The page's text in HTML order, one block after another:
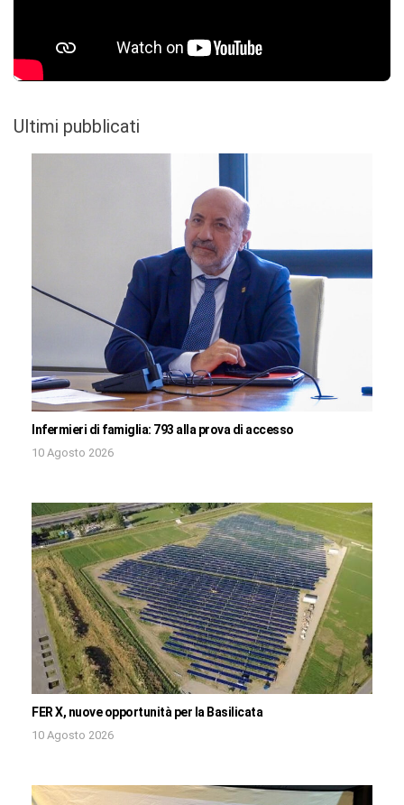
Ultimi pubblicati
Infermieri di famiglia: 793 alla prova di accesso
10 Agosto 2026
FER X, nuove opportunità per la Basilicata
10 Agosto 2026